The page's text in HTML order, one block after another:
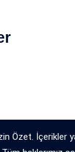
Özet. İçerikler